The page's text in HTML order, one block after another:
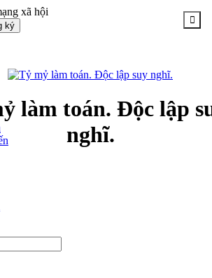
xã hội
ký
làm toán. Độc lập
nghĩ.